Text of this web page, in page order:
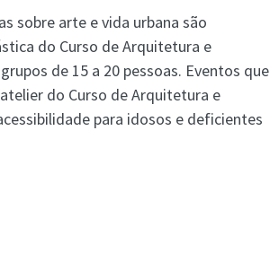
sobre arte e vida urbana são
do Curso de Arquitetura e
de 15 a 20 pessoas. Eventos que
do Curso de Arquitetura e
para idosos e deficientes